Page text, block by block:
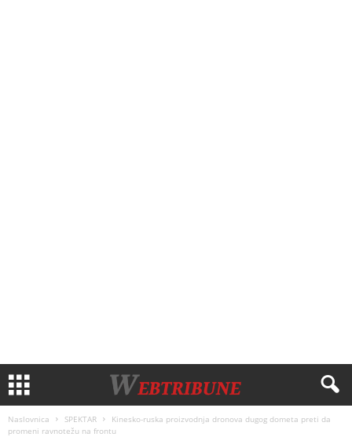
Naslovnica SPEKTAR
Kinesko-ruska proizvodnja dronova dugog dometa preti da
promeni ravnotežu na frontu